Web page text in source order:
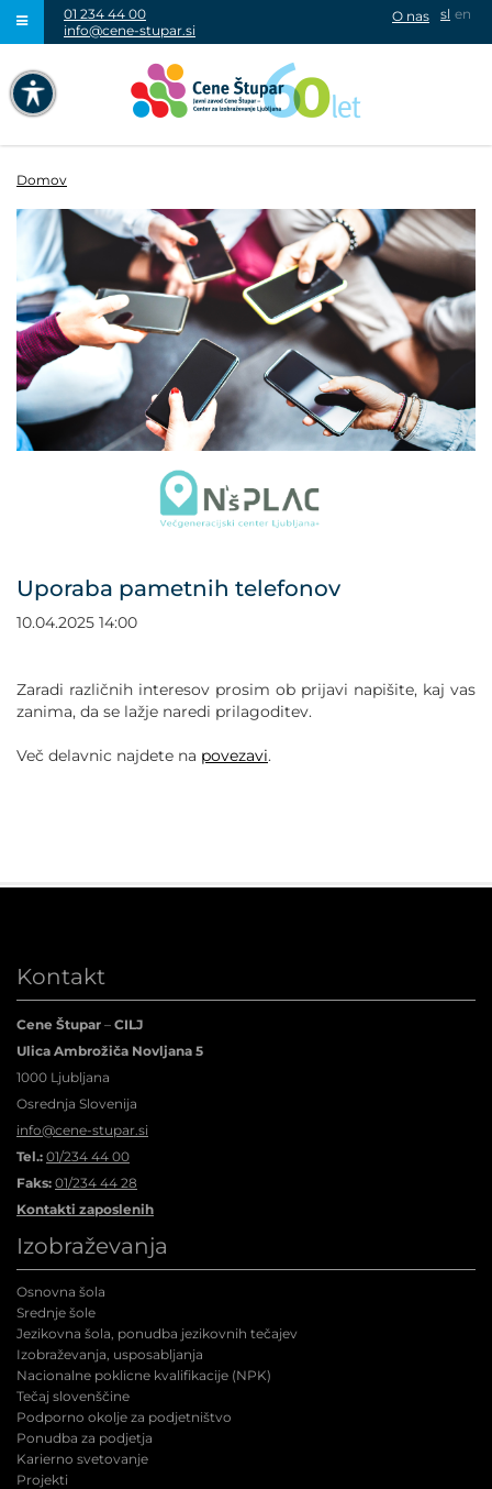
NAVIGACIJA PREKO TIPKOVNICE
VISOK KONTRAST
SIVINE
OZNAČI NASLOVE
01 234 44 00
info@cene-stupar.si
sl en
O nas
Domov
Uporaba pametnih telefonov
10.04.2025 14:00
Zaradi različnih interesov prosim ob prijavi napišite, kaj vas
zanima, da se lažje naredi prilagoditev.
Več delavnic najdete na povezavi.
Kontakt
Cene Štupar – CILJ
Ulica Ambrožiča Novljana 5
1000 Ljubljana
Osrednja Slovenija
info@cene-stupar.si
Tel.: 01/234 44 00
Faks: 01/234 44 28
Kontakti zaposlenih
Izobraževanja
Osnovna šola
Srednje šole
Jezikovna šola, ponudba jezikovnih tečajev
Izobraževanja, usposabljanja
Nacionalne poklicne kvalifikacije (NPK)
Tečaj slovenščine
Podporno okolje za podjetništvo
Ponudba za podjetja
Karierno svetovanje
Projekti